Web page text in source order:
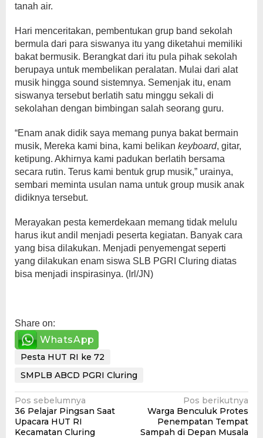
tanah air.
Hari menceritakan, pembentukan grup band sekolah
bermula dari para siswanya itu yang diketahui memiliki
bakat bermusik. Berangkat dari itu pula pihak sekolah
berupaya untuk membelikan peralatan. Mulai dari alat
musik hingga sound sistemnya. Semenjak itu, enam
siswanya tersebut berlatih satu minggu sekali di
sekolahan dengan bimbingan salah seorang guru.
“Enam anak didik saya memang punya bakat bermain
musik, Mereka kami bina, kami belikan keyboard, gitar,
ketipung. Akhirnya kami padukan berlatih bersama
secara rutin. Terus kami bentuk grup musik,” urainya,
sembari meminta usulan nama untuk group musik anak
didiknya tersebut.
Merayakan pesta kemerdekaan memang tidak melulu
harus ikut andil menjadi peserta kegiatan. Banyak cara
yang bisa dilakukan. Menjadi penyemengat seperti
yang dilakukan enam siswa SLB PGRI Cluring diatas
bisa menjadi inspirasinya. (Irl/JN)
Share on:
WhatsApp
Pesta HUT RI ke 72
SMPLB ABCD PGRI Cluring
Navigasi
pos
Pos sebelumnya
36 Pelajar Pingsan Saat
Upacara HUT RI
Kecamatan Cluring
Pos berikutnya
Warga Benculuk Protes
Penempatan Tempat
Sampah di Depan Musala